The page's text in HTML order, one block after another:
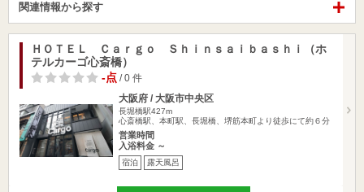
関連情報から探す
ＨＯＴＥＬ Ｃａｒｇｏ Ｓｈｉｎｓａｉｂａｓｈｉ（ホ
テルカーゴ心斎橋）
-点 / 0 件
大阪府 / 大阪市中央区
長堀橋駅427m
心斎橋駅、本町駅、長堀橋、堺筋本町より徒歩にて約６分
営業時間
入浴料金 ～
宿泊 露天風呂